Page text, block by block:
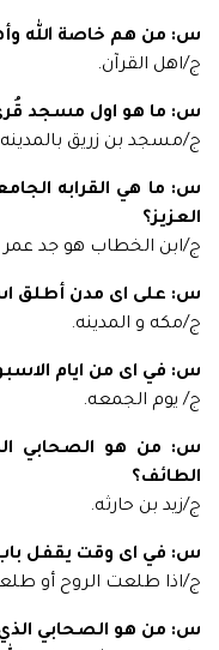
س: من هم خاصة الله
ج/اهل القرآن.
س: ما هو اول مسجد قُرئ
ج/مسجد بن زريق بالمدينه
س: ما هي القرابه
العزيز؟
ج/ابن الخطاب هو جد عمر
س: على اى مدن أطلق
ج/مكه و المدينه.
س: في اى من ايام
ج/ يوم الجمعه.
س: من هو الصحابي
الطائف؟
ج/زيد بن حارثه.
س: في اى وقت يقفل باب
ج/اذا طلعت الروح أو
س: من هو الصحابي